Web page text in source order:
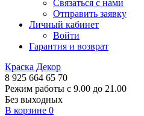
Связаться с нами
Отправить заявку
Личный кабинет
Войти
Гарантия и возврат
Краска Декор
8 925 664 65 70
Режим работы с 9.00 до 21.00
Без выходных
В корзине 0